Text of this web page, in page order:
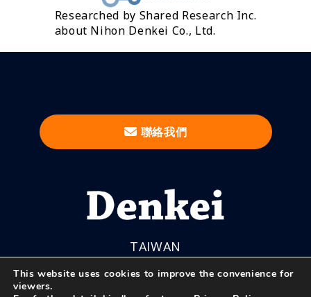
Researched by Shared Research Inc.
about Nihon Denkei Co., Ltd.
聯絡我們
TAIWAN
This website uses cookies to improve the convenience for
viewers.